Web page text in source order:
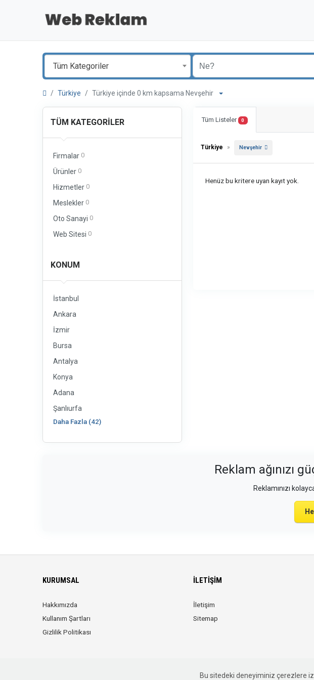
Tüm Kategoriler
Türkiye Türkiye içinde 0 km kapsama Nevşehir
TÜM KATEGORILER
Firmalar 0
Ürünler 0
Hizmetler 0
Meslekler 0
Oto Sanayi 0
Web Sitesi 0
KONUM
İstanbul
Ankara
İzmir
Bursa
Antalya
Konya
Adana
Şanlıurfa
Daha Fazla (42)
Tüm Listeler 0
Türkiye » Nevşehir
Henüz bu kritere uyan kayıt yok.
Reklam ağınızı
Reklamınızı
KURUMSAL
Hakkımızda
Kullanım Şartları
Gizlilik Politikası
İLETIŞIM
İletişim
Sitemap
Bu sitedeki deneyiminiz çerezlere